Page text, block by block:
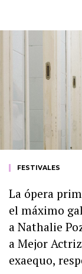
FESTIVALES
La ópera
el máximo
a Nathalie
a Mejor
exaequo,